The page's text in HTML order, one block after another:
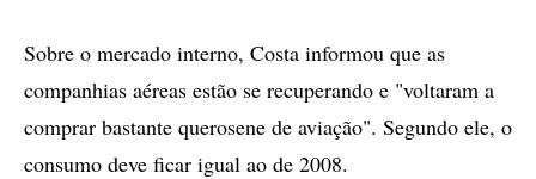
Sobre o mercado interno, Costa informou que as
companhias aéreas estão se recuperando e "voltaram a
comprar bastante querosene de aviação". Segundo ele, o
consumo deve ficar igual ao de 2008.